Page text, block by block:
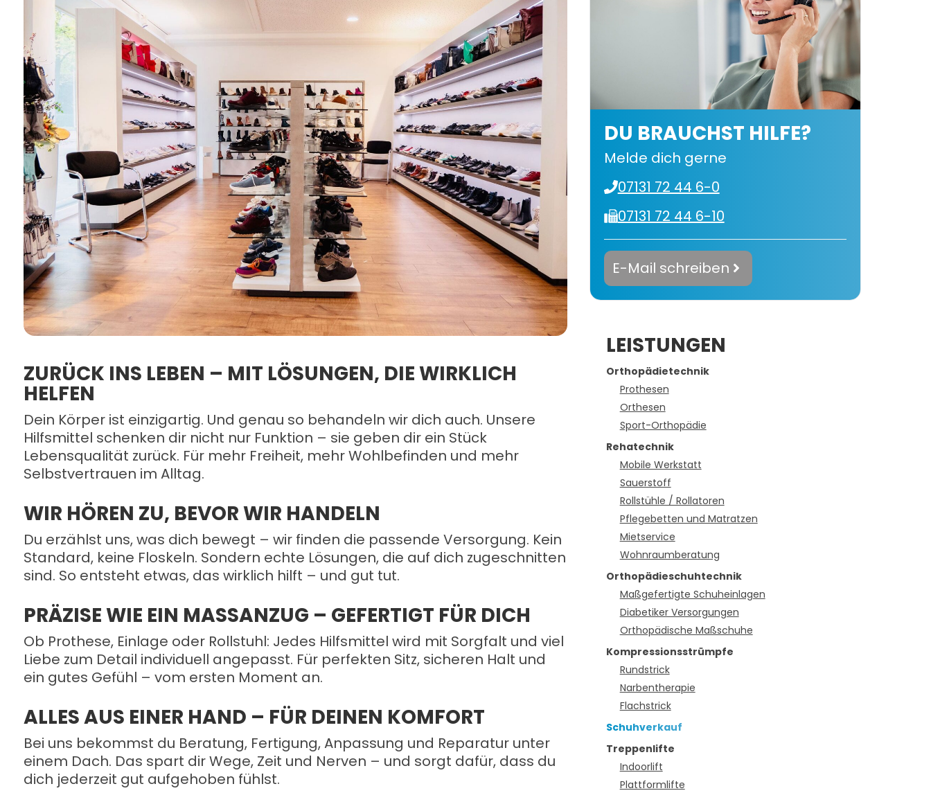
ZURÜCK INS LEBEN – MIT LÖSUNGEN, DIE WIRKLICH
HELFEN
Dein Körper ist einzigartig. Und genau so behandeln wir dich auch. Unsere
Hilfsmittel schenken dir nicht nur Funktion – sie geben dir ein Stück
Lebensqualität zurück. Für mehr Freiheit, mehr Wohlbefinden und mehr
Selbstvertrauen im Alltag.
WIR HÖREN ZU, BEVOR WIR HANDELN
Du erzählst uns, was dich bewegt – wir finden die passende Versorgung. Kein
Standard, keine Floskeln. Sondern echte Lösungen, die auf dich zugeschnitten
sind. So entsteht etwas, das wirklich hilft – und gut tut.
PRÄZISE WIE EIN MASSANZUG – GEFERTIGT FÜR DICH
Ob Prothese, Einlage oder Rollstuhl: Jedes Hilfsmittel wird mit Sorgfalt und viel
Liebe zum Detail individuell angepasst. Für perfekten Sitz, sicheren Halt und
ein gutes Gefühl – vom ersten Moment an.
ALLES AUS EINER HAND – FÜR DEINEN KOMFORT
Bei uns bekommst du Beratung, Fertigung, Anpassung und Reparatur unter
einem Dach. Das spart dir Wege, Zeit und Nerven – und sorgt dafür, dass du
dich jederzeit gut aufgehoben fühlst.
DU BRAUCHST HILFE?
Melde dich gerne
07131 72 44 6-0
07131 72 44 6-10
E-Mail schreiben
LEISTUNGEN
Orthopädietechnik
Prothesen
Orthesen
Sport-Orthopädie
Rehatechnik
Mobile Werkstatt
Sauerstoff
Rollstühle / Rollatoren
Pflegebetten und Matratzen
Mietservice
Wohnraumberatung
Orthopädieschuhtechnik
Maßgefertigte Schuheinlagen
Diabetiker Versorgungen
Orthopädische Maßschuhe
Kompressionsstrümpfe
Rundstrick
Narbentherapie
Flachstrick
Schuhverkauf
Treppenlifte
Indoorlift
Plattformlifte